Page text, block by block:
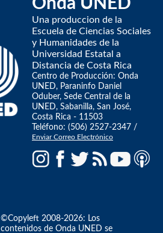
Onda UNED
Una produccion de la
Escuela de Ciencias Sociales
y Humanidades de la
Universidad Estatal a
Distancia de Costa Rica
Centro de Producción: Onda
UNED, Paraninfo Daniel
Oduber, Sede Central de la
UNED, Sabanilla, San José,
Costa Rica - 11503
Teléfono: (506) 2527-2347 /
Enviar Correo Electrónico
©Copyleft 2008-2026: Los
contenidos de Onda UNED se